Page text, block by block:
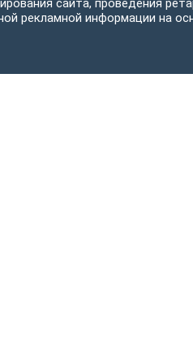
сайта, проведения
рекламной информации на